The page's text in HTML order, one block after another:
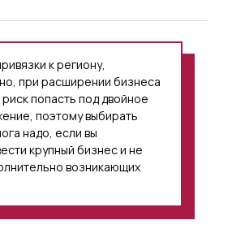
к региону,
при расширении бизнеса
попасть под двойное
поэтому выбирать
надо, если вы
крупный бизнес и не
возникающих